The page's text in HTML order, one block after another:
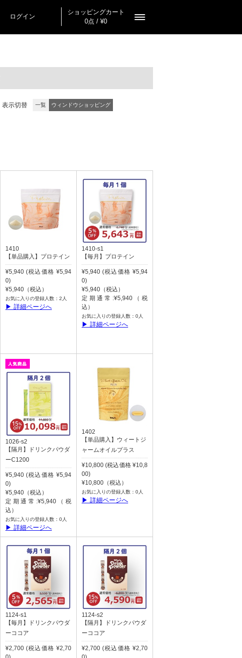
ログイン
ショッピングカート
0点 / ¥0
表示切替 一覧 ウィンドウショッピング
1410
【単品購入】プロテイン
¥5,940 (税込価格 ¥5,94
0)
¥5,940（税込）
お気に入りの登録人数：2人
▶ 詳細ページへ
1410-s1
【毎月】プロテイン
¥5,940 (税込価格 ¥5,94
0)
¥5,940（税込）
定期通常:¥5,940（税
込）
お気に入りの登録人数：0人
▶ 詳細ページへ
1026-s2
【隔月】ドリンクパウダ
ーC1200
¥5,940 (税込価格 ¥5,94
0)
¥5,940（税込）
定期通常:¥5,940（税
込）
お気に入りの登録人数：0人
▶ 詳細ページへ
1402
【単品購入】ウィートジ
ャームオイルプラス
¥10,800 (税込価格 ¥10,8
00)
¥10,800（税込）
お気に入りの登録人数：0人
▶ 詳細ページへ
1124-s1
【毎月】ドリンクパウダ
ーココア
¥2,700 (税込価格 ¥2,70
1124-s2
【隔月】ドリンクパウダ
ーココア
¥2,700 (税込価格 ¥2,70